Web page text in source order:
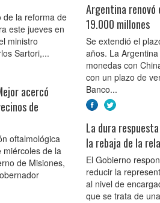
de la reforma de
este jueves en
ministro
Sartori,...
acercó
de
oftalmológica
miércoles de la
de Misiones,
Argentina renovó
19.000 millones
Se extendió el
años. La
monedas con
con un plazo de
Banco...
La dura
la rebaja de la
El Gobierno
reducir la
al nivel de
que se trata de